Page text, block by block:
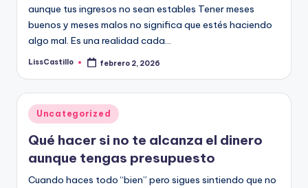
aunque tus ingresos no sean estables Tener meses
buenos y meses malos no significa que estés haciendo
algo mal. Es una realidad cada…
Publicado
LissCastillo febrero 2, 2026
Publicado
en
Uncategorized
Qué hacer si no te alcanza el dinero
aunque tengas presupuesto
Cuando haces todo “bien” pero sigues sintiendo que no